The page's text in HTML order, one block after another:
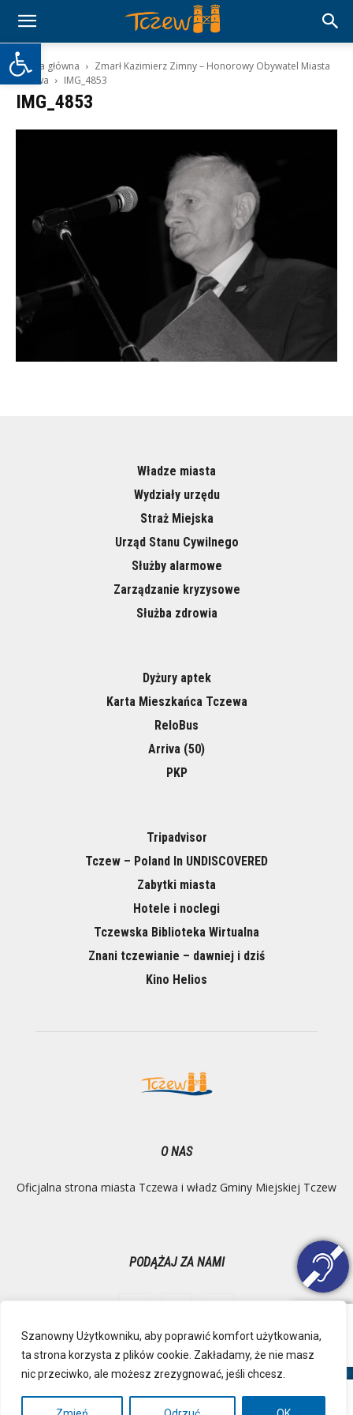
Otwórz pasek narzędzi
Szanowny Użytkowniku, aby poprawić komfort użytkowania,
ta strona korzysta z plików cookie. Zakładamy, że nie masz
nic przeciwko, ale możesz zrezygnować, jeśli chcesz.
Strona główna
Zmarł Kazimierz Zimny – Honorowy Obywatel Miasta
Tczewa
IMG_4853
IMG_4853
Władze miasta
Wydziały urzędu
Straż Miejska
Urząd Stanu Cywilnego
Służby alarmowe
Zarządzanie kryzysowe
Służba zdrowia
Dyżury aptek
Karta Mieszkańca Tczewa
ReloBus
Arriva (50)
PKP
Tripadvisor
Tczew – Poland In UNDISCOVERED
Zabytki miasta
Hotele i noclegi
Tczewska Biblioteka Wirtualna
Znani tczewianie – dawniej i dziś
Kino Helios
O NAS
Oficjalna strona miasta Tczewa i władz Gminy Miejskiej Tczew
PODĄŻAJ ZA NAMI
Ochrona danych osobowych
Inspektor Danych Osobowych
Polityka Prywatności
Deklaracja dostępności
RSS
Kontakt